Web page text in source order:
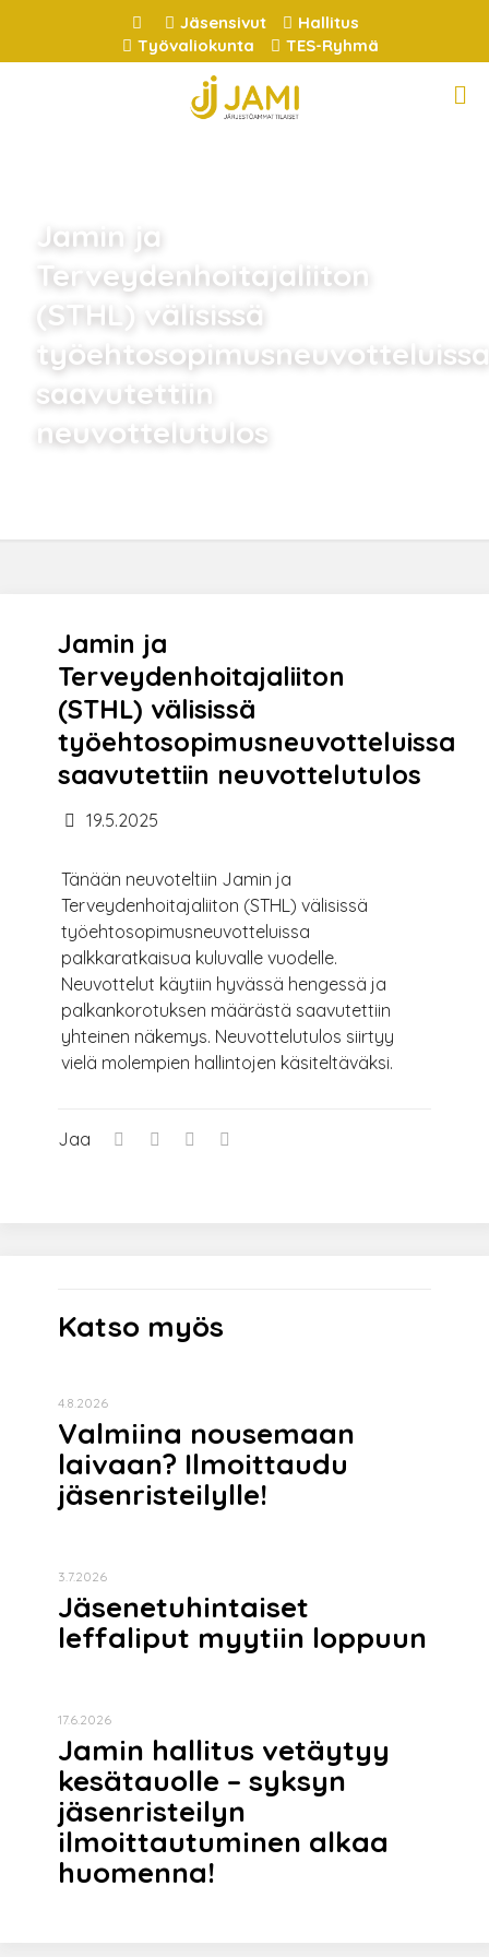
Jäsensivut
Hallitus
Työvaliokunta
TES-Ryhmä
Jamin ja
Terveydenhoitajaliiton
(STHL) välisissä
työehtosopimusneuvotteluissa
saavutettiin
neuvottelutulos
Jamin ja
Terveydenhoitajaliiton
(STHL) välisissä
työehtosopimusneuvotteluissa
saavutettiin neuvottelutulos
19.5.2025
Tänään neuvoteltiin Jamin ja
Terveydenhoitajaliiton (STHL) välisissä
työehtosopimusneuvotteluissa
palkkaratkaisua kuluvalle vuodelle.
Neuvottelut käytiin hyvässä hengessä ja
palkankorotuksen määrästä saavutettiin
yhteinen näkemys. Neuvottelutulos siirtyy
vielä molempien hallintojen käsiteltäväksi.
Jaa
Katso myös
4.8.2026
Valmiina nousemaan
laivaan? Ilmoittaudu
jäsenristeilylle!
3.7.2026
Jäsenetuhintaiset
leffaliput myytiin loppuun
17.6.2026
Jamin hallitus vetäytyy
kesätauolle – syksyn
jäsenristeilyn
ilmoittautuminen alkaa
huomenna!